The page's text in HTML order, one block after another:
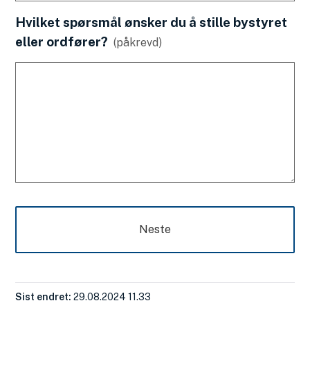
Hvilket spørsmål ønsker du å stille bystyret
eller ordfører? (påkrevd)
Neste
Sist endret 29.08.2024 11.33